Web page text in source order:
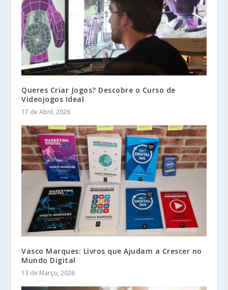
Queres Criar Jogos? Descobre o Curso de
Videojogos Ideal
17 de Abril, 2026
Vasco Marques: Livros que Ajudam a Crescer no
Mundo Digital
13 de Março, 2026